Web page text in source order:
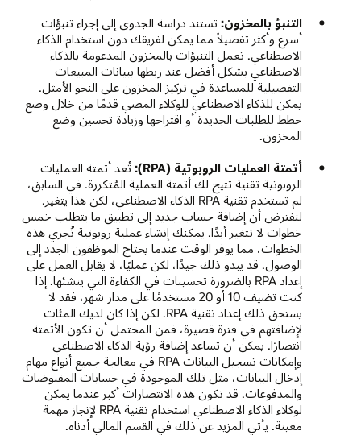
التنبؤ بالمخزون: تستند دراسة الجدوى إلى إجراء تنبؤات
أسرع وأكثر تفصيلاً مما يمكن لفريقك دون استخدام الذكاء
الاصطناعي. تعمل التنبؤات بالمخزون المدعومة بالذكاء
الاصطناعي بشكل أفضل عند ربطها ببيانات المبيعات
التفصيلية للمساعدة في تركيز المخزون على النحو الأمثل.
يمكن للذكاء الاصطناعي للوكلاء المضي قدمًا من خلال وضع
خطط للطلبات الجديدة أو اقتراحها وزيادة تحسين وضع
المخزون.
أتمتة العمليات الروبوتية (RPA):
تُعد أتمتة العمليات
الروبوتية تقنية تتيح لك أتمتة العملية المُتكررة. في السابق،
لم تستخدم تقنية RPA الذكاء الاصطناعي، لكن هذا يتغير.
لنفترض أن إضافة حساب جديد إلى تطبيق ما يتطلب خمس
خطوات لا تتغير أبدًا. يمكنك إنشاء عملية روبوتية تُجري هذه
الخطوات، مما يوفر الوقت عندما يحتاج الموظفون الجدد إلى
الوصول. قد يبدو ذلك جيدًا، لكن عمليًا، لا يقابل العمل على
إعداد RPA بالضرورة تحسينات في الكفاءة التي ينشئها. إذا
كنت تضيف 10 أو 20 مستخدمًا على مدار شهر، فقد لا
يستحق ذلك إعداد تقنية RPA. لكن إذا كان لديك المئات
لإضافتهم في فترة قصيرة، فمن المحتمل أن تكون الأتمتة
انتصارًا. يمكن أن تساعد إضافة رؤية الذكاء الاصطناعي
وإمكانات تسجيل البيانات RPA في معالجة جميع أنواع مهام
إدخال البيانات، مثل تلك الموجودة في حسابات المقبوضات
والمدفوعات. قد تكون هذه الانتصارات أكبر عندما يمكن
لوكلاء الذكاء الاصطناعي استخدام تقنية RPA لإنجاز مهمة
معينة. يأتي المزيد عن ذلك في القسم المالي أدناه.